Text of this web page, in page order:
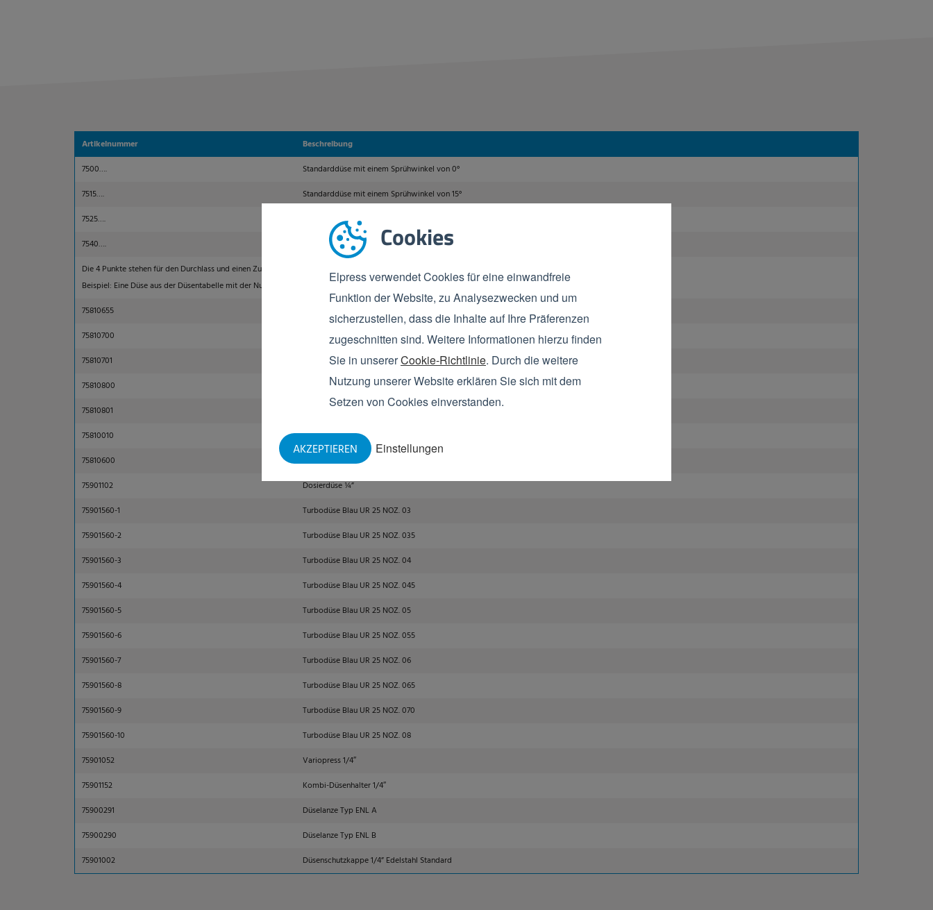
Cookies
Elpress verwendet Cookies für eine einwandfreie
Funktion der Website, zu Analysezwecken und um
sicherzustellen, dass die Inhalte auf Ihre Präferenzen
zugeschnitten sind. Weitere Informationen hierzu finden
Sie in unsererCookie-Richtlinie. Durch die weitere
Nutzung unserer Website erklären Sie sich mit dem
Setzen von Cookies einverstanden.
Einstellungen
AKZEPTIEREN
Artikelnummer
Beschreibung
7500….
Standarddüse mit einem Sprühwinkel von 0°
7515….
Standarddüse mit einem Sprühwinkel von 15°
7525….
Standarddüse mit einem Sprühwinkel von 25°
7540….
Standarddüse mit einem Sprühwinkel von 40°
Die 4 Punkte stehen für den Durchlass und einen Zusatz der Folgenummer 2.
Beispiel: Eine Düse aus der Düsentabelle mit der Nummer 25075 wird wie folgt bestellt: 75250752.
75810655
75810700
Zip-Tip Sprühkopf ZF2530-L
75810701
Zip-Tip Sprühkopf ZF2540-L
75810800
Zip-Tip Kugel KZ
75810801
Zip-Tip Halter + 1/4” BSPT AG
75810010
Klickbügelhalterung + Mutter 1”
75810600
Klickbügelhalterung komplett 1.2kfbc 1 1/4”
75901102
Dosierdüse ¼”
75901560-1
Turbodüse Blau UR 25 NOZ. 03
75901560-2
Turbodüse Blau UR 25 NOZ. 035
75901560-3
Turbodüse Blau UR 25 NOZ. 04
75901560-4
Turbodüse Blau UR 25 NOZ. 045
75901560-5
Turbodüse Blau UR 25 NOZ. 05
75901560-6
Turbodüse Blau UR 25 NOZ. 055
75901560-7
Turbodüse Blau UR 25 NOZ. 06
75901560-8
Turbodüse Blau UR 25 NOZ. 065
75901560-9
Turbodüse Blau UR 25 NOZ. 070
75901560-10
Turbodüse Blau UR 25 NOZ. 08
75901052
Variopress 1/4″
75901152
Kombi-Düsenhalter 1/4″
75900291
Düselanze Typ ENL A
75900290
Düselanze Typ ENL B
75901002
Düsenschutzkappe 1/4” Edelstahl Standard